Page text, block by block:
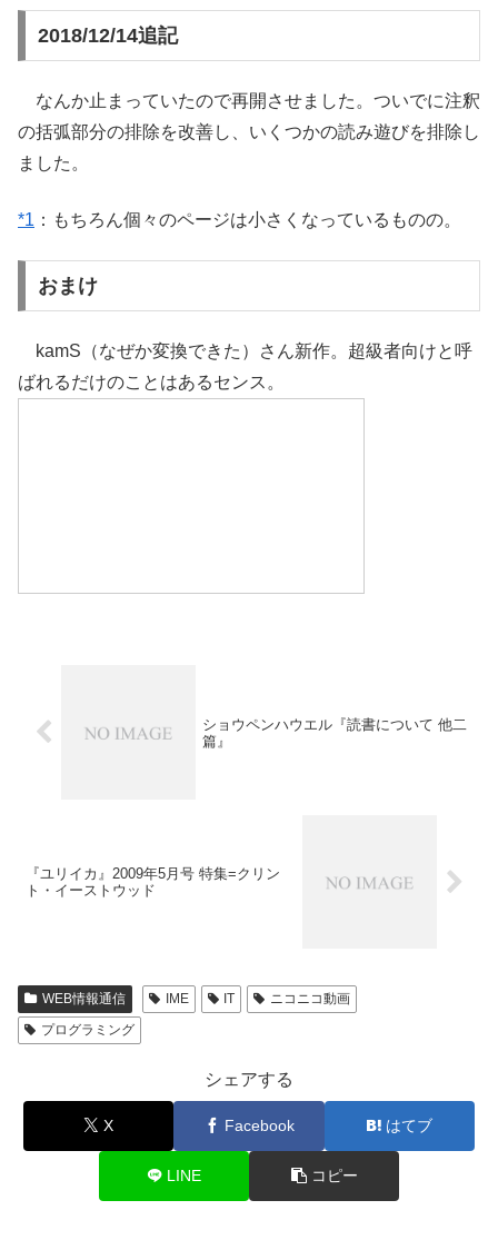
2018/12/14追記
なんか止まっていたので再開させました。ついでに注釈
の括弧部分の排除を改善し、いくつかの読み遊びを排除し
ました。
*1 ：もちろん個々のページは小さくなっているものの。
おまけ
kamS（なぜか変換できた）さん新作。超級者向けと呼
ばれるだけのことはあるセンス。
ショウペンハウエル『読書について 他二
篇』
『ユリイカ』2009年5月号 特集=クリン
ト・イーストウッド
WEB情報通信 IME IT
ニコニコ動画
プログラミング
シェアする
X Facebook はてブ
LINE コピー